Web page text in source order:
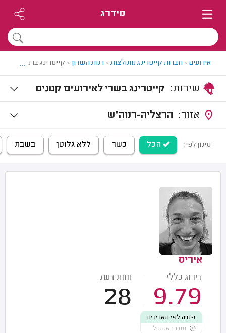
מידרג
אירועים> חברות קייטרינג מומלצות> רמת השרון> קייטרינג ברמת השרון
...
קייטרינג בשרי לאירועים קטנים
הרצליה-רמה"ש
סינון לפי: הכל כשר ללא גלוטן בשבת
איריס
דירוג כללי
9.79
חוות דעת
28
פנויה לפי תאריכים
עודכן אתמול